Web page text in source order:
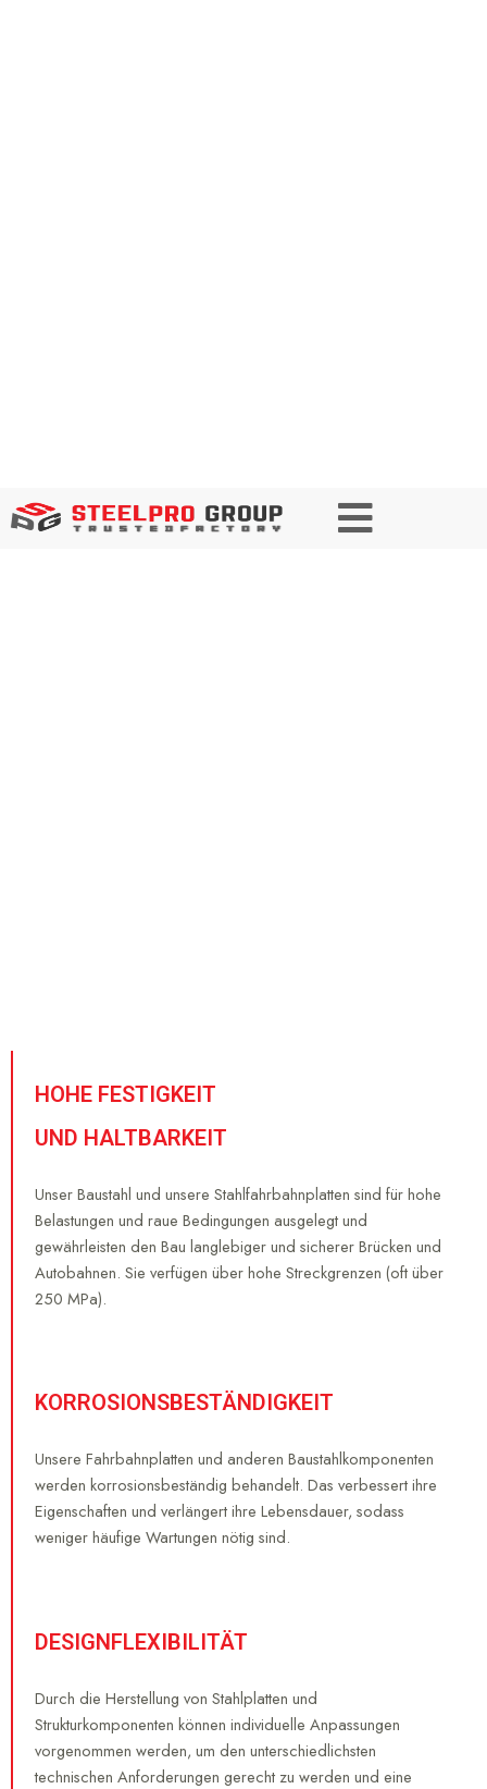
HOHE FESTIGKEIT
UND HALTBARKEIT
Unser Baustahl und unsere Stahlfahrbahnplatten sind für hohe
Belastungen und raue Bedingungen ausgelegt und
gewährleisten den Bau langlebiger und sicherer Brücken und
Autobahnen. Sie verfügen über hohe Streckgrenzen (oft über
250 MPa).
KORROSIONSBESTÄNDIGKEIT
Unsere Fahrbahnplatten und anderen Baustahlkomponenten
werden korrosionsbeständig behandelt. Das verbessert ihre
Eigenschaften und verlängert ihre Lebensdauer, sodass
weniger häufige Wartungen nötig sind.
DESIGNFLEXIBILITÄT
Durch die Herstellung von Stahlplatten und
Strukturkomponenten können individuelle Anpassungen
vorgenommen werden, um den unterschiedlichsten
technischen Anforderungen gerecht zu werden und eine